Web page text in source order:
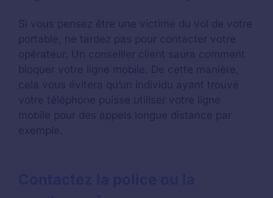
Si vous pensez être une victime du vol de votre
portable, ne tardez pas pour contacter votre
opérateur. Un conseiller client saura comment
bloquer votre ligne mobile. De cette manière,
cela vous évitera qu’un individu ayant trouvé
votre téléphone puisse utiliser votre ligne
mobile pour des appels longue distance par
exemple.